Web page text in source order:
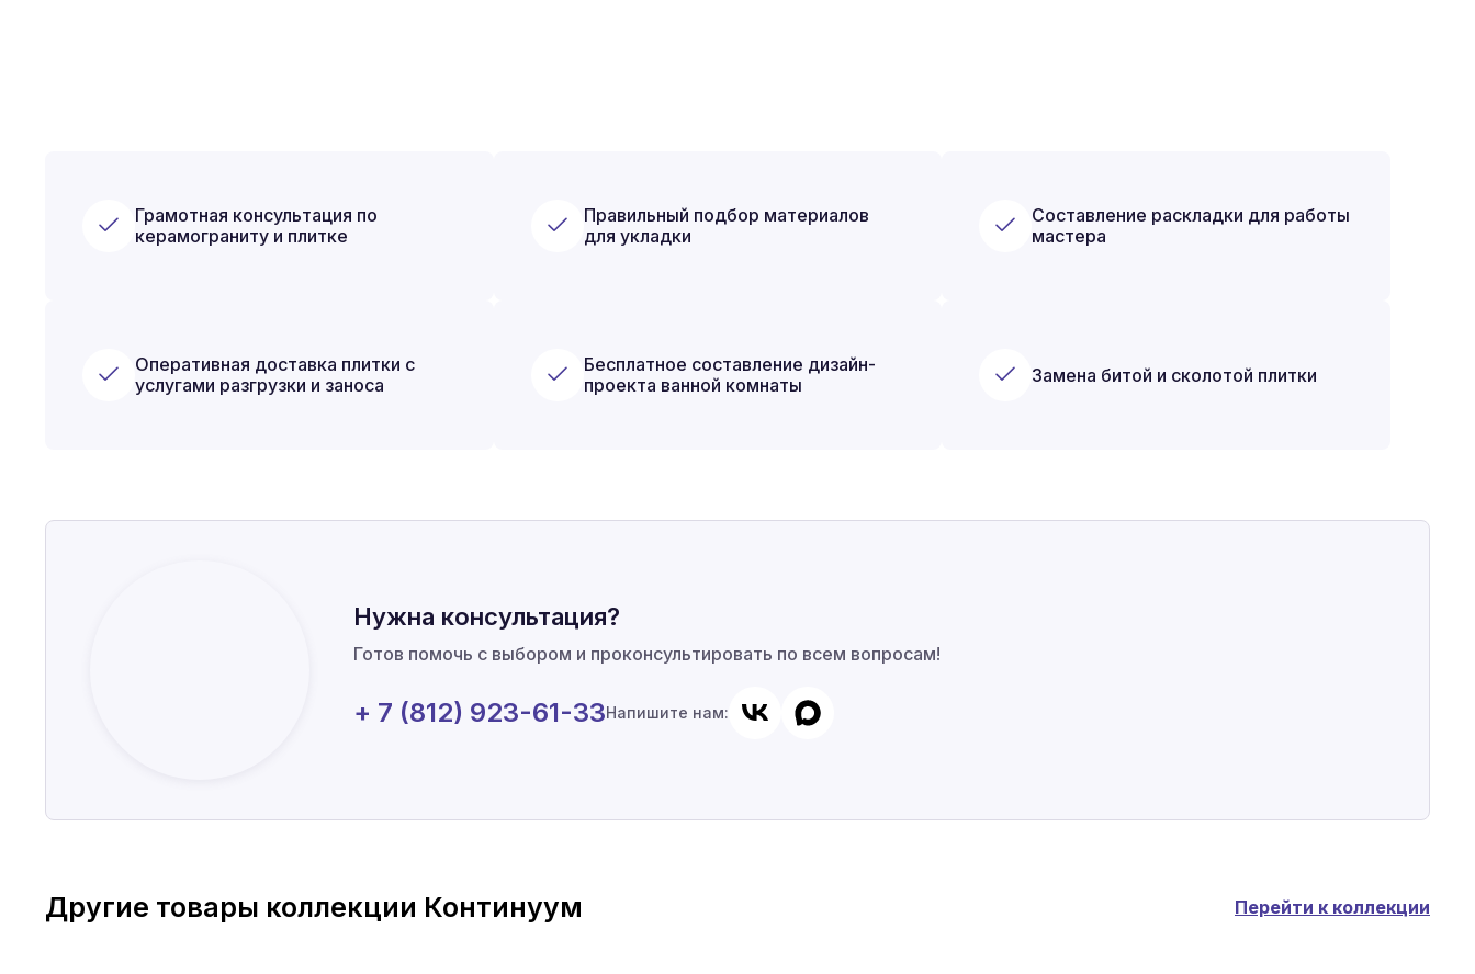
Грамотная консультация по
керамограниту и плитке
Правильный подбор материалов
для укладки
Составление раскладки для работы
мастера
Оперативная доставка плитки с
услугами разгрузки и заноса
Бесплатное составление дизайн-
проекта ванной комнаты
Замена битой и сколотой плитки
Нужна консультация?
Готов помочь с выбором и проконсультировать по всем вопросам!
+ 7 (812) 923-61-33Напишите нам:
Другие товары коллекции Континуум Перейти к коллекции